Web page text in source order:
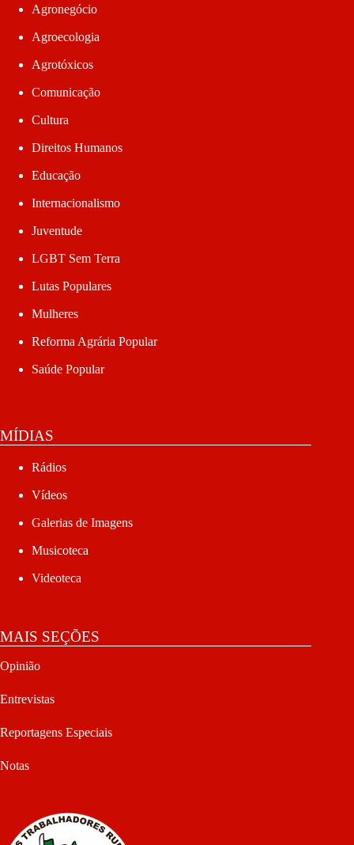
Agronegócio
Agroecologia
Agrotóxicos
Comunicação
Cultura
Direitos Humanos
Educação
Internacionalismo
Juventude
LGBT Sem Terra
Lutas Populares
Mulheres
Reforma Agrária Popular
Saúde Popular
MÍDIAS
Rádios
Vídeos
Galerias de Imagens
Musicoteca
Videoteca
MAIS SEÇÕES
Opinião
Entrevistas
Reportagens Especiais
Notas